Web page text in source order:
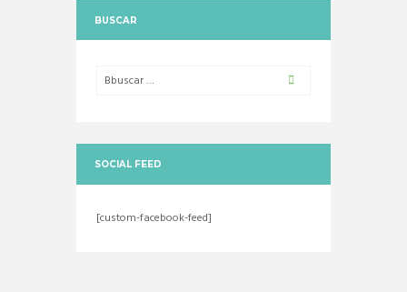
BUSCAR
SOCIAL FEED
[custom-facebook-feed]